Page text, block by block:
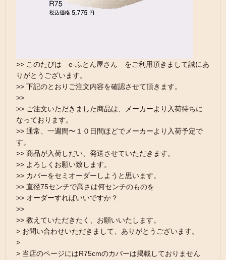
>> このたびは e-ふとん屋さん をご利用頂きまして誠にあ
りがとうございます。
>> 下記のとおりご注文内容を確認させて頂きます。
>>
>> ご注文いただきました商品は、メーカーより入荷待ちに
なっております。
>> 通常、一週間〜１０日間ほどでメーカーより入荷予定で
す。
>> 商品が入荷しだい、発送させていただきます。
>> よろしくお願い致します。
>> カバーをセミオーダーしようと思います。
>> 直径75センチで高さは何センチのものを
>> オーダーすればいいですか？
>>
>> 教えていただきたく、お願いいたします。
> お問い合わせいただきまして、ありがとうございます。
>
> 当店のページにはR75cmのカバーは掲載しておりません